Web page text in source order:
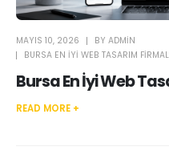
MAYIS 10, 2026 BY ADMIN
BURSA EN İYI WEB TASARIM
Bursa En İyi Web
READ MORE +